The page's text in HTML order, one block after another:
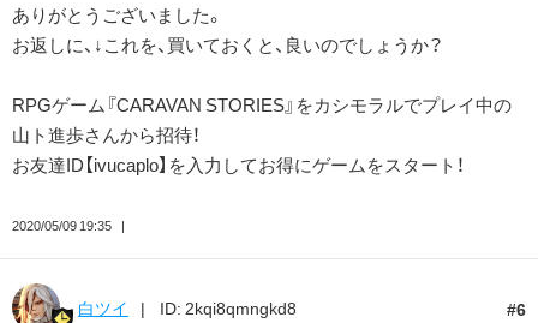
ありがとうございました。
お返しに、↓これを、買いておくと、良いのでしょうか？
RPGゲーム『CARAVAN STORIES』をカシモラルでプレイ中の
山ト進歩さんから招待！
お友達ID【ivucaplo】を入力してお得にゲームをスタート！
2020/05/09 19:35
6
白ツイ ID: 2kqi8qmngkd8